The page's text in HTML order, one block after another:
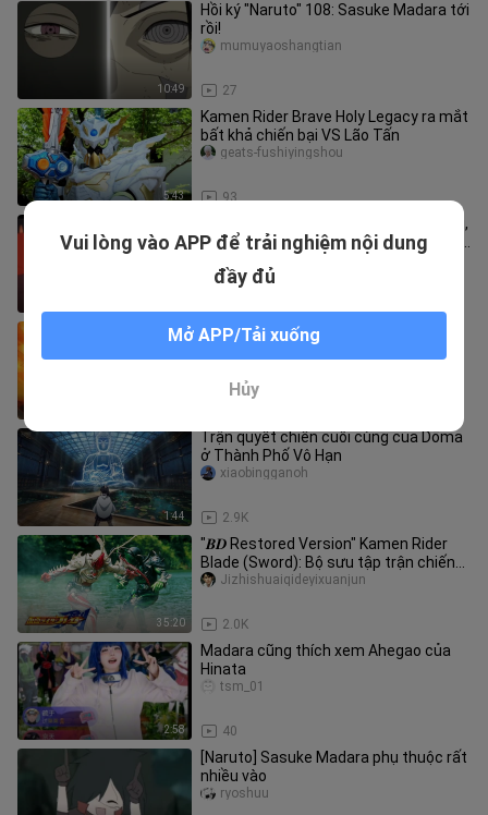
10:49
Hồi ký "Naruto" 108: Sasuke Madara tới
rồi!
27
mumuyaoshangtian
5:43
Kamen Rider Brave Holy Legacy ra mắt
bất khả chiến bại VS Lão Tấn
93
geats-fushiyingshou
Sasuke Madara trêu chọc Gojo Satoru,
Pain ngay lập tức giết chết Yiwoza và
[Hokage / Madara] Không thành công,
tiếp theo, chúng ta hãy thay đổi!
1:44
Trận quyết chiến cuối cùng của Dōma
ở Thành Phố Vô Hạn
2.9K
xiaobingganoh
35:20
"𝑩𝑫 Restored Version" Kamen Rider
Blade (Sword): Bộ sưu tập trận chiến
kinh điển "Chương cuối" Con á
2.0K
Jizhishuaiqideyixuanjun
2:58
Madara cũng thích xem Ahegao của
Hinata
40
tsm_01
[Naruto] Sasuke Madara phụ thuộc rất
nhiều vào
ryoshuu
Vui lòng vào APP để trải nghiệm nội dung
đầy đủ
Mở APP/Tải xuống
Hủy